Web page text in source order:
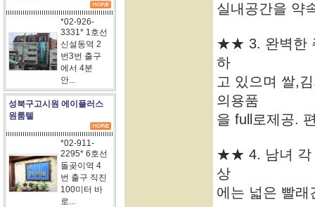
*02-926-
3331* 1호선
신설동역 2
번3번 출구
에서 4분
안...
성북구고시원 에이플러스
원룸텔
*02-911-
2295* 6호선
돌곶이역 4
번 출구 직진
100미터 바
로...
실내공간을 약
★★ 3. 완벽한
하
고 있으며 쌀,
의용품
을 full로제공.
★★ 4. 남녀 각
상
에는 넓은 빨래